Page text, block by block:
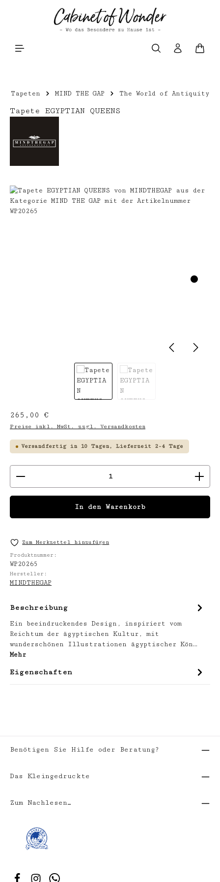
Zum Hauptinhalt springen
Tapeten MIND THE GAP The World of Antiquity
Tapete EGYPTIAN QUEENS
Bildergalerie überspringen
Regulärer Preis:
265,00 €
Preise inkl. MwSt. zzgl. Versandkosten
Versandfertig in 10 Tagen, Lieferzeit 2-4 Tage
Produkt Anzahl: Gib den gewünschten
In den Warenkorb
Zum Merkzettel hinzufügen
Produktnummer:
WP20265
Hersteller:
MINDTHEGAP
Beschreibung
Ein beeindruckendes Design, inspiriert vom
Reichtum der ägyptischen Kultur, mit
wunderschönen Illustrationen ägyptischer Kön…
Mehr
Eigenschaften
Benötigen Sie Hilfe oder Beratung?
Das Kleingedruckte
Zum Nachlesen…